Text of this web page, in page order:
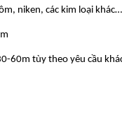
niken, các kim loại khác…
60m tùy theo yêu cầu